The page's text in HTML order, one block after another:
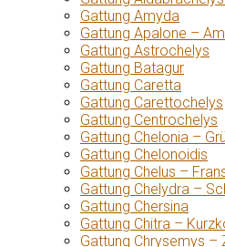
Gattung Amyda
Gattung Apalone –
Gattung Astrochelys
Gattung Batagur
Gattung Caretta
Gattung Carettochelys
Gattung Centrochelys
Gattung Chelonia –
Gattung Chelonoidis
Gattung Chelus –
Gattung Chelydra –
Gattung Chersina
Gattung Chitra –
Gattung Chrysemys –